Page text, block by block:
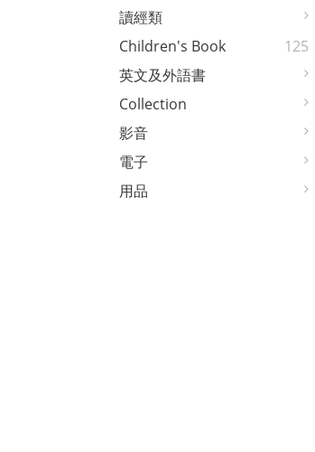
讀經類
Children's Book
125
英文及外語書
Collection
影音
電子
用品